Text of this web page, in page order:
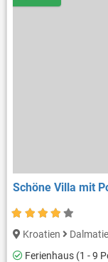
Schöne Villa mit
Kroatien
Ferienhaus (1 - 9